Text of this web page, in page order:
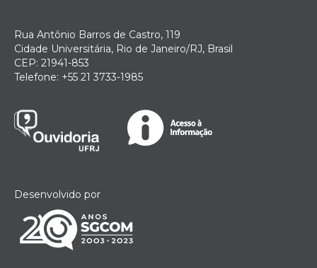
Rua Antônio Barros de Castro, 119
Cidade Universitária, Rio de Janeiro/RJ, Brasil
CEP: 21941-853
Telefone: +55 21 3733-1985
Desenvolvido por